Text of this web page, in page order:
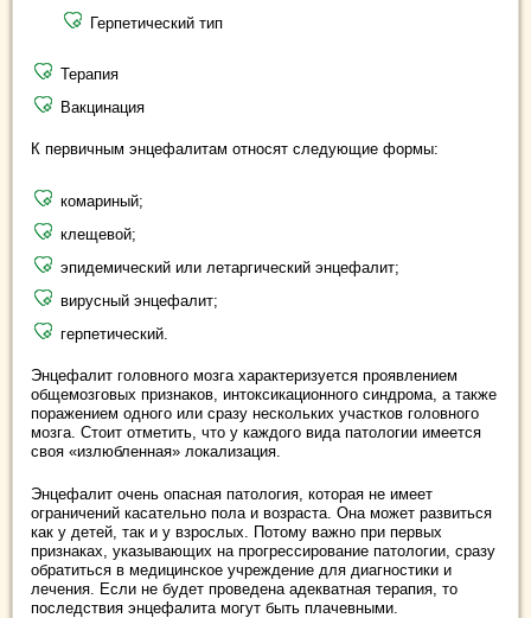
Герпетический тип
Терапия
Вакцинация
К первичным энцефалитам относят следующие формы:
комариный;
клещевой;
эпидемический или летаргический энцефалит;
вирусный энцефалит;
герпетический.
Энцефалит головного мозга характеризуется проявлением
общемозговых признаков, интоксикационного синдрома, а также
поражением одного или сразу нескольких участков головного
мозга. Стоит отметить, что у каждого вида патологии имеется
своя «излюбленная» локализация.
Энцефалит очень опасная патология, которая не имеет
ограничений касательно пола и возраста. Она может развиться
как у детей, так и у взрослых. Потому важно при первых
признаках, указывающих на прогрессирование патологии, сразу
обратиться в медицинское учреждение для диагностики и
лечения. Если не будет проведена адекватная терапия, то
последствия энцефалита могут быть плачевными.